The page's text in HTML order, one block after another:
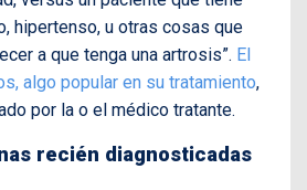
hipertenso, u otras cosas que
a que tenga una artrosis”. El
algo popular en su tratamiento,
por la o el médico tratante.
recién diagnosticadas